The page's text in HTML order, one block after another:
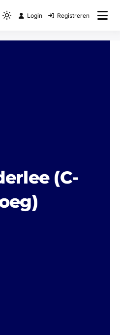
Login Registreren
(C-